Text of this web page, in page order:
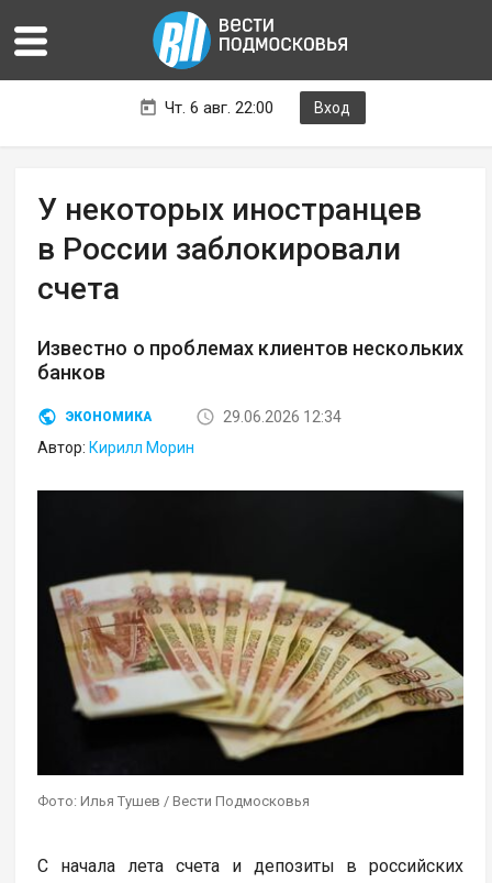
Чт. 6 авг. 22:00 Вход
У некоторых иностранцев
в России заблокировали
счета
Известно о проблемах клиентов нескольких
банков
ЭКОНОМИКА
29.06.2026 12:34
Автор: Кирилл Морин
Фото: Илья Тушев / Вести Подмосковья
С начала лета счета и депозиты в российских